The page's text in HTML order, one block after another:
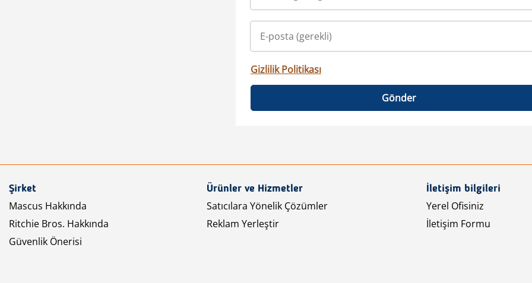
Gizlilik Politikası
Gönder
Şirket
Mascus Hakkında
Ritchie Bros. Hakkında
Güvenlik Önerisi
Ürünler ve Hizmetler
Satıcılara Yönelik Çözümler
Reklam Yerleştir
İletişim bilgileri
Yerel Ofisiniz
İletişim Formu